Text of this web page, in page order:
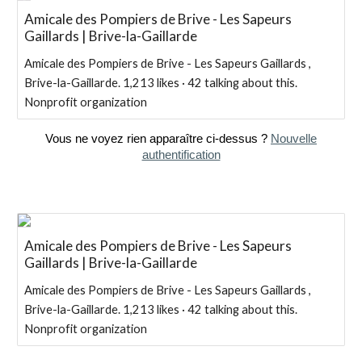
Amicale des Pompiers de Brive - Les Sapeurs
Gaillards | Brive-la-Gaillarde
Amicale des Pompiers de Brive - Les Sapeurs Gaillards ,
Brive-la-Gaillarde. 1,213 likes · 42 talking about this.
Nonprofit organization
Vous ne voyez rien apparaître ci-dessus ? Nouvelle
authentification
Amicale des Pompiers de Brive - Les Sapeurs
Gaillards | Brive-la-Gaillarde
Amicale des Pompiers de Brive - Les Sapeurs Gaillards ,
Brive-la-Gaillarde. 1,213 likes · 42 talking about this.
Nonprofit organization